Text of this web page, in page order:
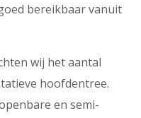
bereikbaar vanuit
wij het aantal
hoofdentree.
en semi-